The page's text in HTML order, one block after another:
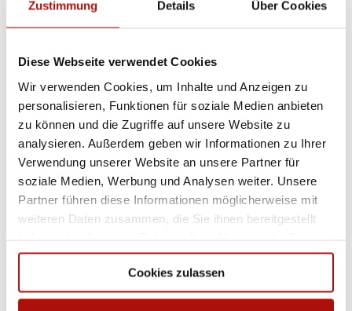
Zustimmung Details Über Cookies
Diese Webseite verwendet Cookies
Wir verwenden Cookies, um Inhalte und Anzeigen zu
personalisieren, Funktionen für soziale Medien anbieten
zu können und die Zugriffe auf unsere Website zu
analysieren. Außerdem geben wir Informationen zu Ihrer
Verwendung unserer Website an unsere Partner für
soziale Medien, Werbung und Analysen weiter. Unsere
Partner führen diese Informationen möglicherweise mit
weiteren Daten zusammen, die Sie ihnen bereitgestellt
gesammelt haben.
Cookies zulassen
Tourist-Information Willingen
Dieser Seiteninhalt wurde teilweise oder vollständig durch KI
optimiert oder erstellt.
In der Nähe Auf der Karte anschauen